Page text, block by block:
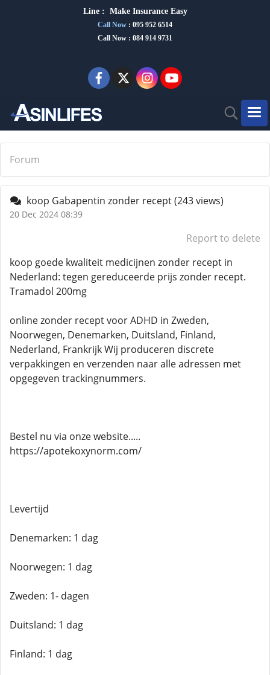
Line : Make Insurance Easy
Call Now : 095 952 6514
Call Now : 084 914 9731
Forum
koop Gabapentin zonder recept(243 views)
20 Dec 2024 08:39
Report to delete
koop goede kwaliteit medicijnen zonder recept in
Nederland: tegen gereduceerde prijs zonder recept.
Tramadol 200mg
online zonder recept voor ADHD in Zweden,
Noorwegen, Denemarken, Duitsland, Finland,
Nederland, Frankrijk Wij produceren discrete
verpakkingen en verzenden naar alle adressen met
opgegeven trackingnummers.
Bestel nu via onze website.....
https://apotekoxynorm.com/
Levertijd
Denemarken: 1 dag
Noorwegen: 1 dag
Zweden: 1- dagen
Duitsland: 1 dag
Finland: 1 dag